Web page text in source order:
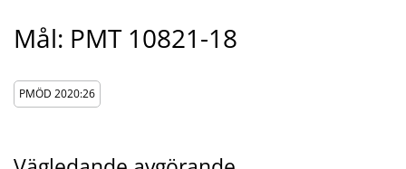
Mål: PMT 10821-18
PMÖD 2020:26